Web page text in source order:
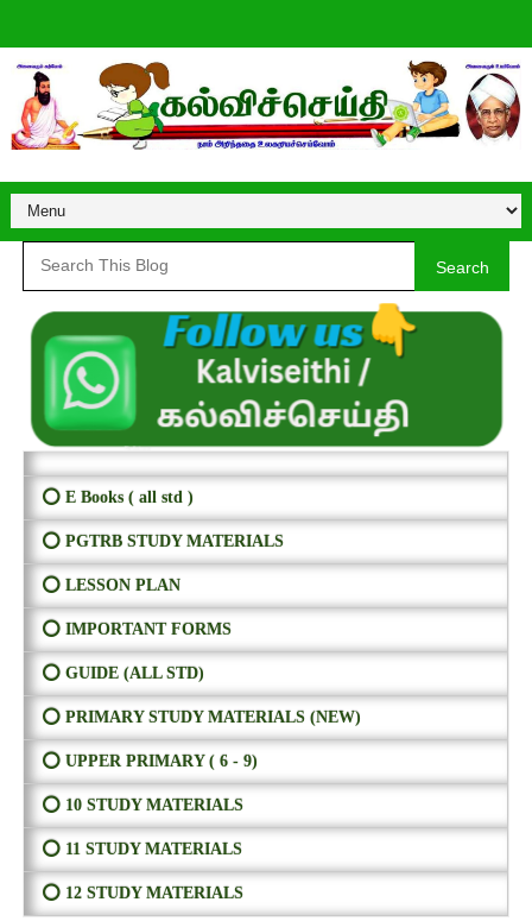
Search
⭕ E Books ( all std )
⭕ PGTRB STUDY MATERIALS
⭕ LESSON PLAN
⭕ IMPORTANT FORMS
⭕ GUIDE (ALL STD)
⭕ PRIMARY STUDY MATERIALS (NEW)
⭕ UPPER PRIMARY ( 6 - 9)
⭕ 10 STUDY MATERIALS
⭕ 11 STUDY MATERIALS
⭕ 12 STUDY MATERIALS